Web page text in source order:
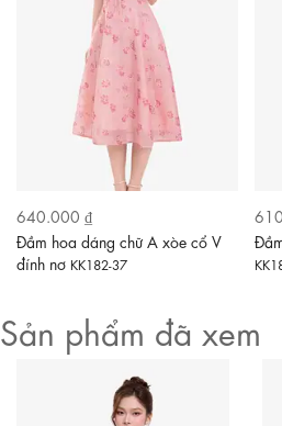
640.000 ₫
Đầm hoa dáng chữ A xòe cổ V
đính nơ KK182-37
Sản phẩm đã xem